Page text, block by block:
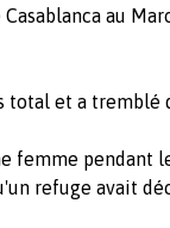
au
total et a tremblé
femme pendant
refuge avait